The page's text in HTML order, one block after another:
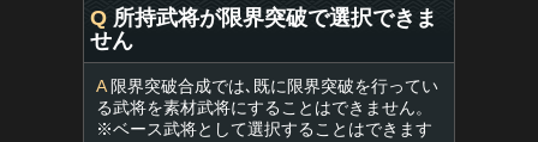
Q 所持武将が限界突破で選択できま
せん
A限界突破合成では､既に限界突破を行ってい
る武将を素材武将にすることはできません。
※ベース武将として選択することはできます